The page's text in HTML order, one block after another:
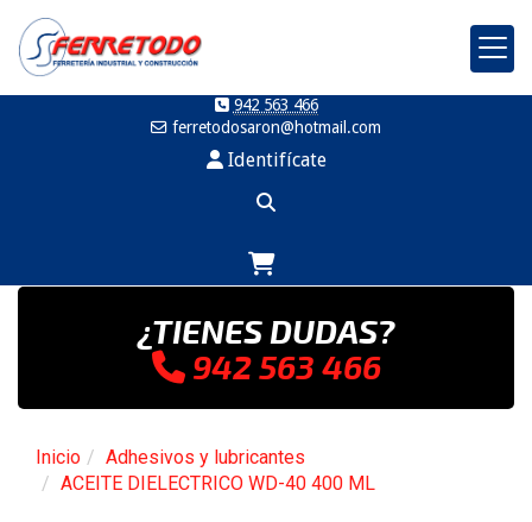
942 563 466
ferretodosaron
hotmail.com
Identifícate
¿TIENES DUDAS?
942 563 466
Inicio
Adhesivos y lubricantes
ACEITE DIELECTRICO WD-40 400 ML